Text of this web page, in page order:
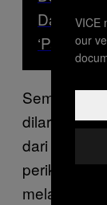
Darknet,
Sementara
dilarang
dari
periklanan,
melakukan
VICE
our